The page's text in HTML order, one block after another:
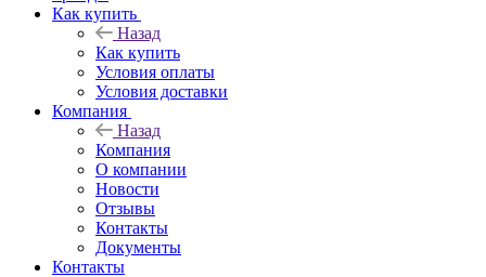
Как купить
Назад
Как купить
Условия оплаты
Условия доставки
Компания
Назад
Компания
О компании
Новости
Отзывы
Контакты
Документы
Контакты